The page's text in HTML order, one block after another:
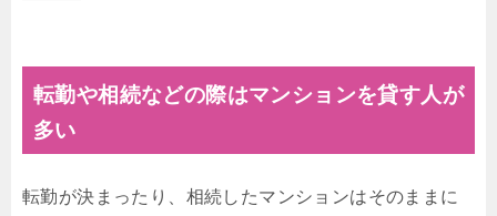
転勤や相続などの際はマンションを貸す人が
多い
転勤が決まったり、相続したマンションはそのままに